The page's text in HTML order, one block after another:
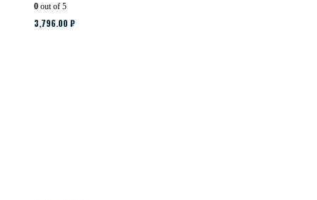
0 out of 5
3,796.00 ₽